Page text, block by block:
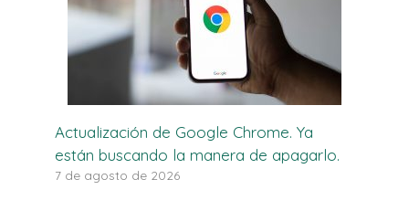
Actualización de Google Chrome. Ya
están buscando la manera de apagarlo.
7 de agosto de 2026